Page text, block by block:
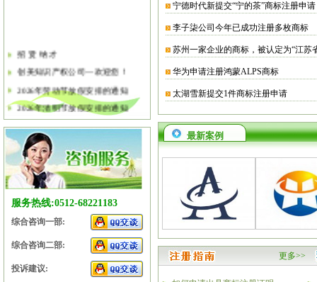
招 贤 纳 才
创美知识产权公司—欢迎您！
2026年劳动节放假安排的通知
2026年清明节放假安排的通知
关于软件企业评估有关工作的通知
2026年春节放假安排的通知
2026年元旦放假安排的通知
2025年国庆节、中秋节放假安排
服务热线:0512-68221183
综合咨询一部:
综合咨询二部:
投诉建议:
宁德时代新提交“宁的茶”商标注册申请
李子柒公司今年已成功注册多枚商标
苏州一家企业的商标，被认定为“江苏
华为申请注册鸿蒙ALPS商标
太湖雪新提交1件商标注册申请
最新案例
更多>>